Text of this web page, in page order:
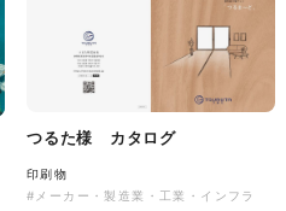
つるた様 カタログ
印刷物
#メーカー・製造業・工業・インフラ